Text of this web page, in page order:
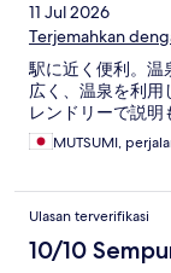
11 Jul 2026
Terjemahkan
駅に近く便利。温
広く、温泉を利用
レンドリーで説明
MUTSUMI,
Ulasan terverifikasi
10/10